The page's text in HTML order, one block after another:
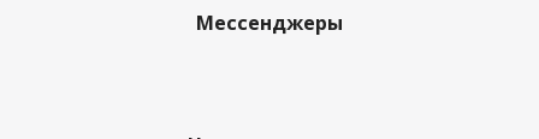
Мессенджеры